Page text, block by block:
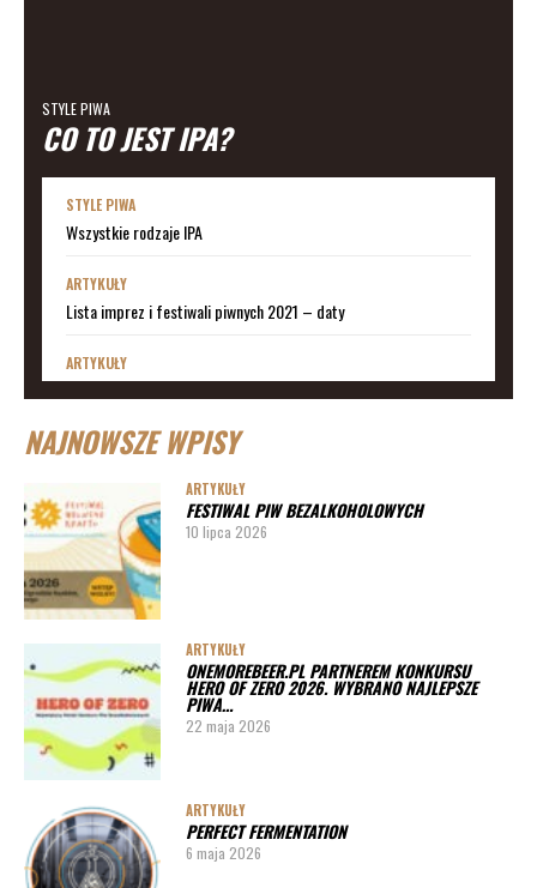
STYLE PIWA
CO TO JEST IPA?
STYLE PIWA
Wszystkie rodzaje IPA
ARTYKUŁY
Lista imprez i festiwali piwnych 2021 – daty
ARTYKUŁY
Lista imprez i festiwali piwnych 2020 – daty
ARTYKUŁY
ARTYKUŁY
Lista imprez i festiwali piwnych 2020 – miasta
ARTYKUŁY
Pędy chmielu – danie ekskluzywne
PORADY
Jak działa instalacja do wyszynku piwa w barze
NAJNOWSZE WPISY
ARTYKUŁY
FESTIWAL PIW BEZALKOHOLOWYCH
10 lipca 2026
ARTYKUŁY
ONEMOREBEER.PL PARTNEREM KONKURSU
HERO OF ZERO 2026. WYBRANO NAJLEPSZE
PIWA…
22 maja 2026
ARTYKUŁY
PERFECT FERMENTATION
6 maja 2026